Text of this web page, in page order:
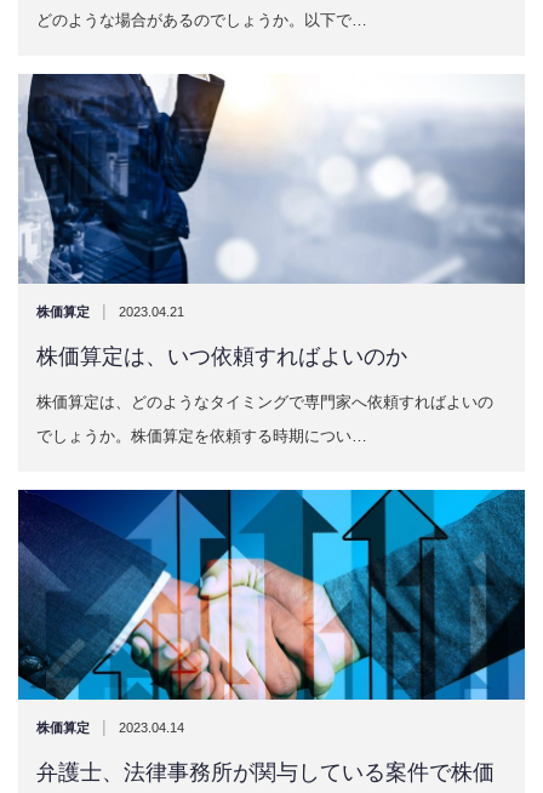
どのような場合があるのでしょうか。以下で…
株価算定 | 2023.04.21
株価算定は、いつ依頼すればよいのか
株価算定は、どのようなタイミングで専門家へ依頼すればよいの
でしょうか。株価算定を依頼する時期につい…
株価算定 | 2023.04.14
弁護士、法律事務所が関与している案件で株価